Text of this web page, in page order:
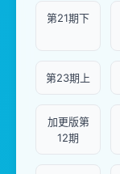
第21期下
第23期上
加更版第
12期